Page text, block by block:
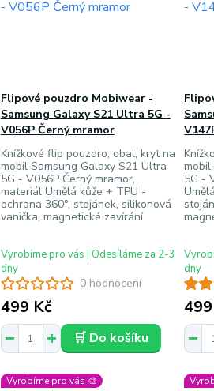
0 hodnocení
Flipové pouzdro Mobiwear -
Samsung Galaxy S21 Ultra 5G -
V056P Černý mramor
Knížkové flip pouzdro, obal, kryt na
mobil Samsung Galaxy S21 Ultra
5G - V056P Černý mramor,
materiál Umělá kůže + TPU -
ochrana 360°, stojánek, silikonová
vanička, magnetické zavírání
499 Kč
Vyrobíme pro vás | Odesíláme za 2-3
dny
🛒 Do košíku
mobil
5G -
dny
Vyrobíme pro vás 🎨